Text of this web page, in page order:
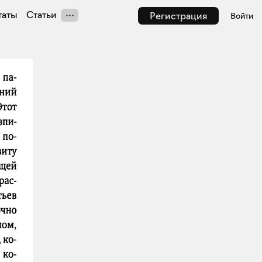
Регистрация Войти
Статьи